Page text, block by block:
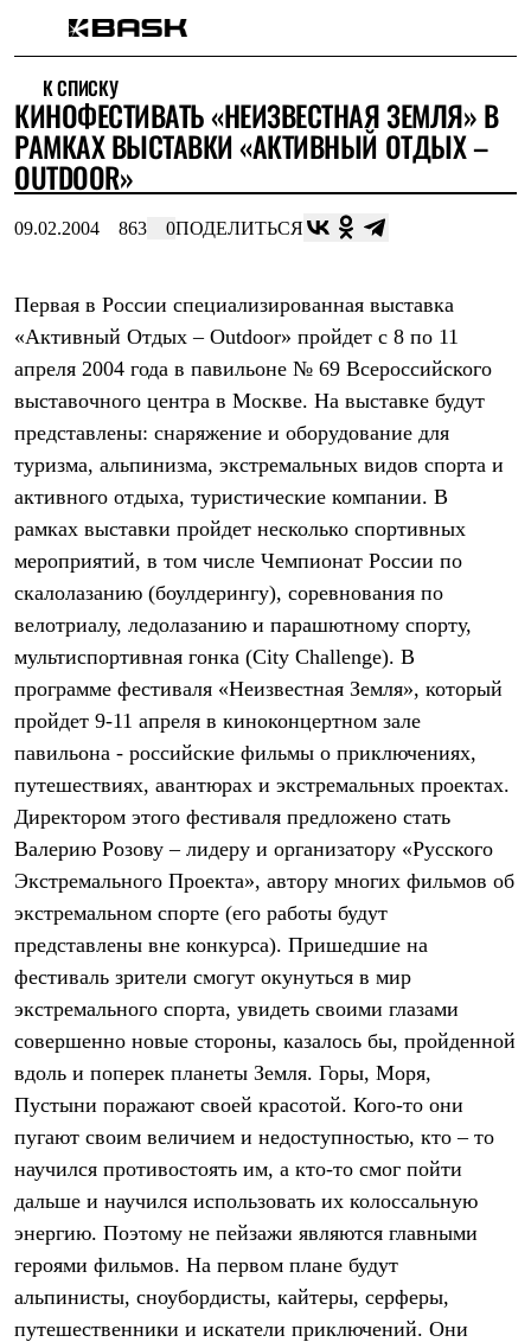
Интернет-магазин
Мужская одежда
Утепленная пухом
Куртки
Брюки
Комбинезоны
Штормовая одежда
Куртки
Софтшелл одежда
Куртки
Брюки
Флисовая одежда
Куртки
Брюки
Термобелье
Теплое термобелье
Среднее термобелье
Легкое термобелье
Лёгкая одежда
Футболки
Рубашки
Толстовки
Брюки
Женская одежда
Утепленная пухом
Куртки
Брюки
Жилеты
Утепленная синтетикой
Брюки
Штормовая одежда
Куртки
Софтшелл одежда
Куртки
Брюки
Лёгкая одежда
Рубашки
Футболки
Брюки
Термобелье
Среднее термобелье
Легкое термобелье
Флисовая одежда
Куртки
Брюки
Детская одежда
К СПИСКУ
КИНОФЕСТИВАТЬ «НЕИЗВЕСТНАЯ ЗЕМЛЯ» В
РАМКАХ ВЫСТАВКИ «АКТИВНЫЙ ОТДЫХ –
OUTDOOR»
09.02.2004 863 0ПОДЕЛИТЬСЯ
Первая в России специализированная выставка
«Активный Отдых – Outdoor» пройдет с 8 по 11
апреля 2004 года в павильоне № 69 Всероссийского
выставочного центра в Москве. На выставке будут
представлены: снаряжение и оборудование для
туризма, альпинизма, экстремальных видов спорта и
активного отдыха, туристические компании. В
рамках выставки пройдет несколько спортивных
мероприятий, в том числе Чемпионат России по
скалолазанию (боулдерингу), соревнования по
велотриалу, ледолазанию и парашютному спорту,
мультиспортивная гонка (City Challenge). В
программе фестиваля «Неизвестная Земля», который
пройдет 9-11 апреля в киноконцертном зале
павильона - российские фильмы о приключениях,
путешествиях, авантюрах и экстремальных проектах.
Директором этого фестиваля предложено стать
Валерию Розову – лидеру и организатору «Русского
Экстремального Проекта», автору многих фильмов об
экстремальном спорте (его работы будут
представлены вне конкурса). Пришедшие на
фестиваль зрители смогут окунуться в мир
экстремального спорта, увидеть своими глазами
совершенно новые стороны, казалось бы, пройденной
вдоль и поперек планеты Земля. Горы, Моря,
Пустыни поражают своей красотой. Кого-то они
пугают своим величием и недоступностью, кто – то
научился противостоять им, а кто-то смог пойти
дальше и научился использовать их колоссальную
энергию. Поэтому не пейзажи являются главными
героями фильмов. На первом плане будут
альпинисты, сноубордисты, кайтеры, серферы,
путешественники и искатели приключений. Они